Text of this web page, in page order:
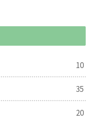
10
35
20